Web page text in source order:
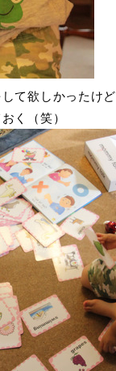
て欲しかったけど
く（笑）